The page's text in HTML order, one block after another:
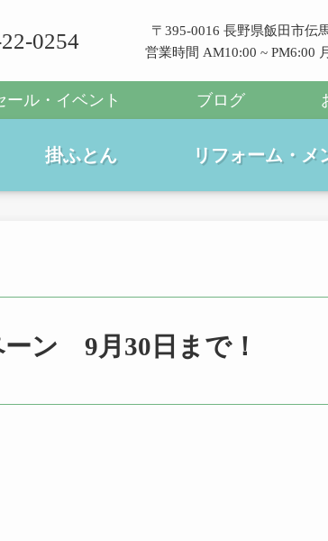
0254
〒395-0016 長野県飯田市伝
営業時間 AM10:00 ~ PM6:00
ール・イベント ブログ
掛ふとん リフォーム・メ
ン 9月30日まで！